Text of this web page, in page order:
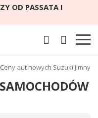
OD PASSATA I
Ceny aut nowych Suzuki Jimny